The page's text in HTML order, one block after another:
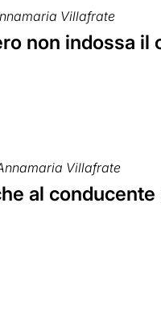
Villafrate
non indossa il
Villafrate
al